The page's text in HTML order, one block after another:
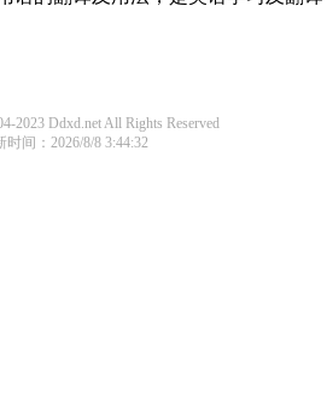
2023 Ddxd.net All Rights Reserved
时间：2026/8/8 3:44:32